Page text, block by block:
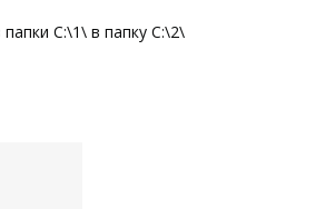
C:\1\ в папку C:\2\